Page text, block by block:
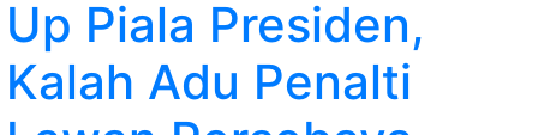
Up Piala Presiden,
Kalah Adu Penalti